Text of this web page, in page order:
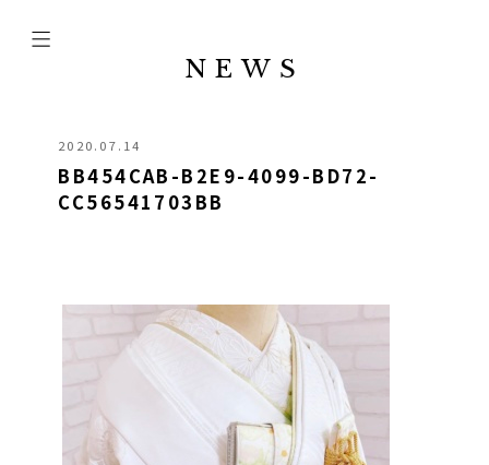
NEWS
2020.07.14
BB454CAB-B2E9-4099-BD72-
CC56541703BB